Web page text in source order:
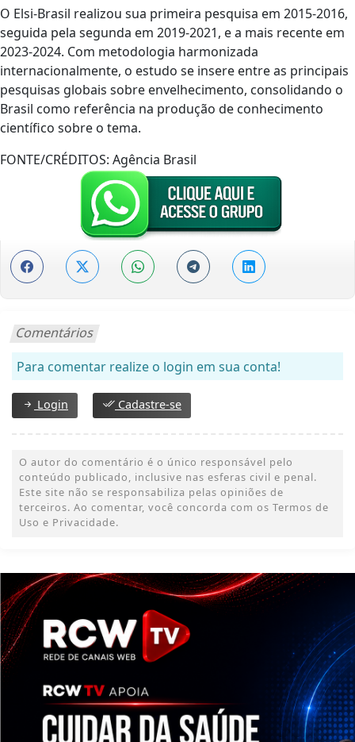
O Elsi-Brasil realizou sua primeira pesquisa em 2015-2016,
seguida pela segunda em 2019-2021, e a mais recente em
2023-2024. Com metodologia harmonizada
internacionalmente, o estudo se insere entre as principais
pesquisas globais sobre envelhecimento, consolidando o
Brasil como referência na produção de conhecimento
científico sobre o tema.
FONTE/CRÉDITOS: Agência Brasil
Comentários
Para comentar realize o login em sua conta!
Login Cadastre-se
O autor do comentário é o único responsável pelo
conteúdo publicado, inclusive nas esferas civil e penal.
Este site não se responsabiliza pelas opiniões de
terceiros. Ao comentar, você concorda com os Termos de
Uso e Privacidade.